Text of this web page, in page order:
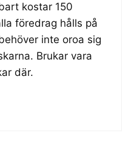
kostar 150
föredrag hålls på
inte oroa sig
Brukar vara
där.